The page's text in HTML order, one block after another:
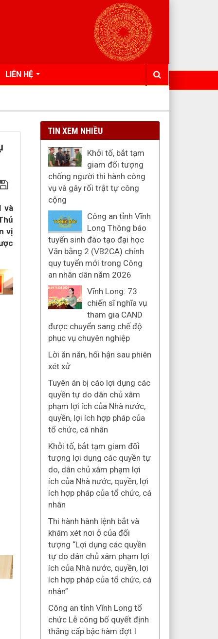
LIÊN HỆ
và
vị
TIN XEM NHIỀU
Khởi tố, bắt tạm
giam đối tượng
chống người thi hành công
vụ và gây rối trật tự công
cộng
Công an tỉnh Vĩnh
Long Thông báo
tuyển sinh đào tạo đại học
Văn bằng 2 (VB2CA) chính
quy tuyển mới trong Công
an nhân dân năm 2026
Vĩnh Long: 73
chiến sĩ nghĩa vụ
tham gia CAND
được chuyển sang chế độ
phục vụ chuyên nghiệp
Lời ăn năn, hối
xử
Tuyên án bị cáo lợi dụng các
quyền tự do dân chủ xâm
phạm lợi ích của Nhà nước,
quyền, lợi ích hợp pháp của
tổ chức, cá nhân
Khởi tố, bắt tạm giam đối
tượng lợi dụng các quyền tự
do, dân chủ xâm phạm lợi
ích của Nhà nước, quyền, lợi
ích hợp pháp của tổ chức, cá
nhân
Thi hành hành lệnh bắt và
khám xét nơi ở của đối
tượng “Lợi dụng các quyền
tự do dân chủ xâm phạm lợi
ích của Nhà nước, quyền, lợi
ích hợp pháp của tổ chức, cá
nhân”
Công an tỉnh Vĩnh Long tổ
chức Lễ công bố quyết định